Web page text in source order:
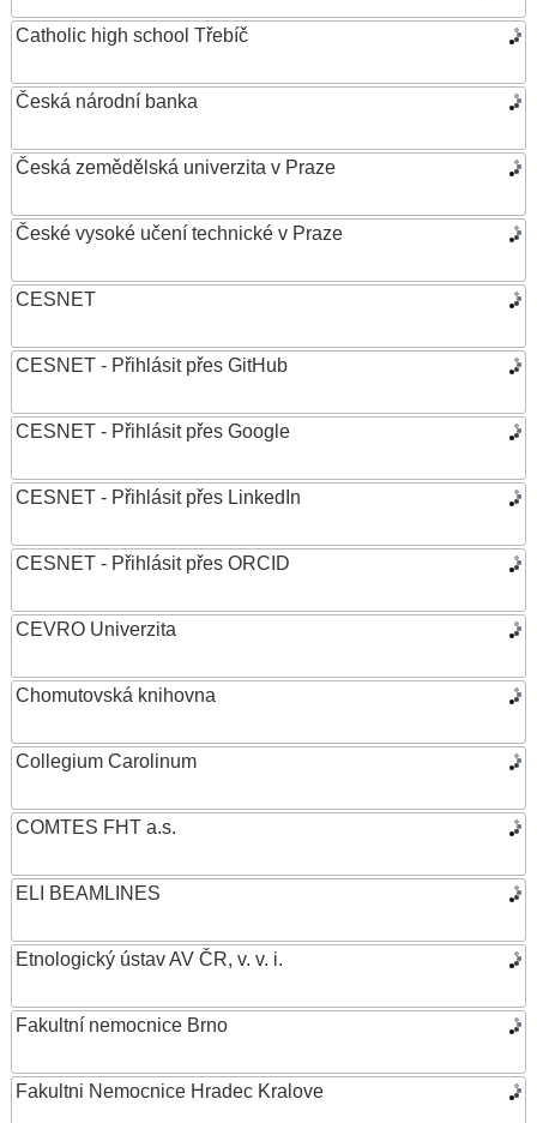
Catholic high school Třebíč
Česká národní banka
Česká zemědělská univerzita v Praze
České vysoké učení technické v Praze
CESNET
CESNET - Přihlásit přes GitHub
CESNET - Přihlásit přes Google
CESNET - Přihlásit přes LinkedIn
CESNET - Přihlásit přes ORCID
CEVRO Univerzita
Chomutovská knihovna
Collegium Carolinum
COMTES FHT a.s.
ELI BEAMLINES
Etnologický ústav AV ČR, v. v. i.
Fakultní nemocnice Brno
Fakultni Nemocnice Hradec Kralove